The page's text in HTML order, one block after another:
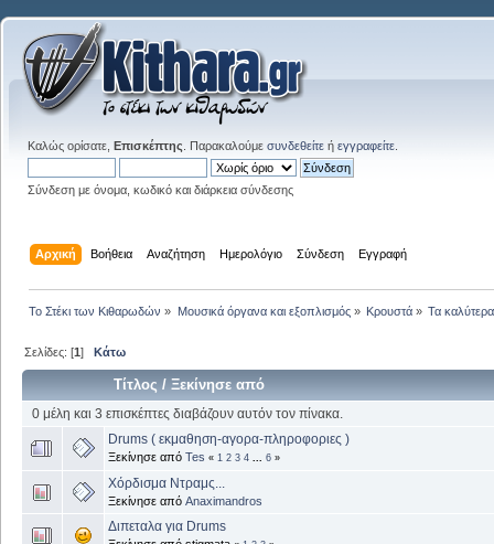
Καλώς ορίσατε, Επισκέπτης . Παρακαλούμε συνδεθείτε ή εγγραφείτε
Σύνδεση με όνομα, κωδικό και διάρκεια σύνδεσης
Αρχική Βοήθεια Αναζήτηση Ημερολόγιο Σύνδεση Εγγραφή
Το Στέκι των Κιθαρωδών » Μουσικά όργανα και εξοπλισμός» Κρουστά» Τα
Σελίδες: [1]Κάτω
Τίτλος /Ξεκίνησε από
0 μέλη και 3 επισκέπτες διαβάζουν αυτόν τον πίνακα.
Drums ( εκμαθηση-αγορα-πληροφοριες )
Ξεκίνησε από Tes « 1 2 3 4 6 »
Χόρδισμα Ντραμς...
Ξεκίνησε από Anaximandros
Διπεταλα για Drums